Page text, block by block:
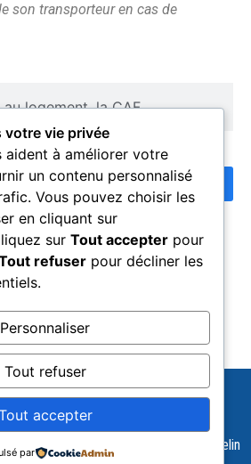
au logement, la CAF
son transporteur en cas de
Réservation
CIVILE - 7 Avenue Edouard Belin
vie privée
aident à améliorer votre
un contenu personnalisé
Vous pouvez choisir les
en cliquant sur
sur Tout accepter pour
refuser pour décliner les
Personnaliser
Tout refuser
accepter
par